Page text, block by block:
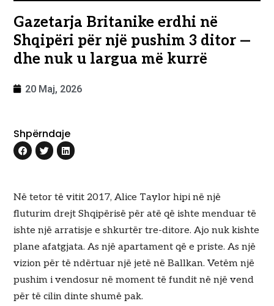
Gazetarja Britanike erdhi në
Shqipëri për një pushim 3 ditor —
dhe nuk u largua më kurrë
20 Maj, 2026
Shpërndaje
Në tetor të vitit 2017, Alice Taylor hipi në një
fluturim drejt Shqipërisë për atë që ishte menduar të
ishte një arratisje e shkurtër tre-ditore. Ajo nuk kishte
plane afatgjata. As një apartament që e priste. As një
vizion për të ndërtuar një jetë në Ballkan. Vetëm një
pushim i vendosur në moment të fundit në një vend
për të cilin dinte shumë pak.